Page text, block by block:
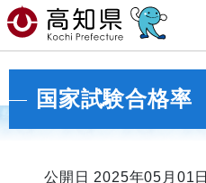
国家試験合格率
公開日 2025年05月01日